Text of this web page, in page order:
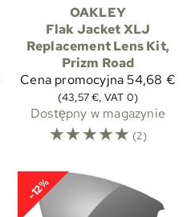
OAKLEY
Flak Jacket XLJ
Replacement Lens Kit,
Prizm Road
Cena promocyjna54,68 €
(43,57 €, VAT 0)
Dostępny w magazynie
☆☆☆☆☆ (2)
-12%